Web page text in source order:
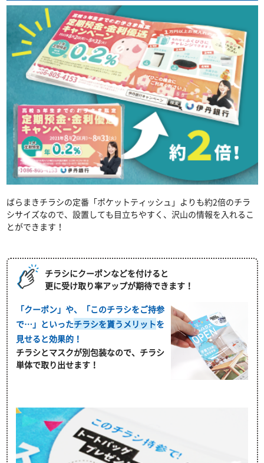
ばらまきチラシの定番「ポケットティッシュ」よりも約2倍のチラ
シサイズなので、設置しても目立ちやすく、沢山の情報を入れるこ
とができます！
チラシにクーポンなどを付けると
更に受け取り率アップが期待できます！
「クーポン」や、「このチラシをご持参
で…」といったチラシを貰うメリットを
見せると効果的！
チラシとマスクが別包装なので、チラシ
単体で取り出せます！